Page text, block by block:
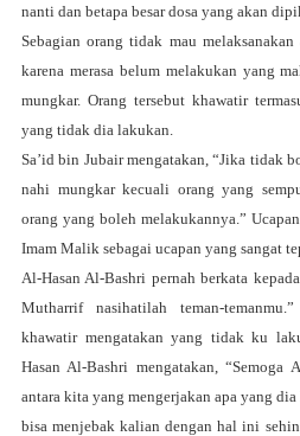
nanti dan betapa besar dosa yang akan
Sebagian orang tidak mau
karena merasa belum melakukan yang
mungkar. Orang tersebut khawatir
yang tidak dia lakukan.
Sa’id bin Jubair mengatakan, “Jika tidak
nahi mungkar kecuali orang yang
orang yang boleh melakukannya.”
Imam Malik sebagai ucapan yang sangat
Al-Hasan Al-Bashri pernah berkata
Mutharrif nasihatilah teman-
khawatir mengatakan yang tidak ku
Hasan Al-Bashri mengatakan, “Semoga
antara kita yang mengerjakan apa yang
bisa menjebak kalian dengan hal ini